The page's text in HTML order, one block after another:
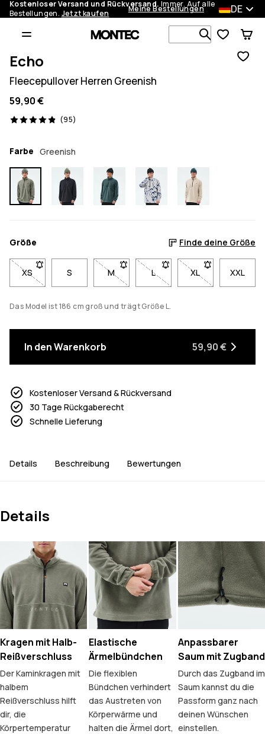
Kostenloser Versand und Rückversand. Immer. Auf alle
Bestellungen. Jetzt kaufen Meine Bestellungen DE
Echo
Fleecepullover Herren Greenish
59,90 €
(95)
95 Reviews, 4.9/5
Farbe Greenish
Größe Finde deine Größe
XS- Größe XS nicht verfügbar. Klicke, um benachrichtigt zu
S M- Größe M nicht verfügbar. Klicke, um
L- Größe L nicht verfügbar.
XL- Größe XL nicht
XXL
Das Model ist 186 cm groß und trägt Größe L.
In den Warenkorb 59,90 €
Kostenloser Versand & Rückversand
30 Tage Rückgaberecht
Schnelle Lieferung
Details Beschreibung Bewertungen
Details
Kragen mit Halb-
Reißverschluss
Der Kaminkragen mit
halbem
Reißverschluss hilft
dir, die
Körpertemperatur
Elastische
Ärmelbündchen
Die flexiblen
Bündchen verhindert
das Austreten von
Körperwärme und
halten die Ärmel dort,
Anpassbarer
Saum mit Zugband
Durch das Zugband im
Saum kannst du die
Passform ganz nach
deinen Wünschen
einstellen.